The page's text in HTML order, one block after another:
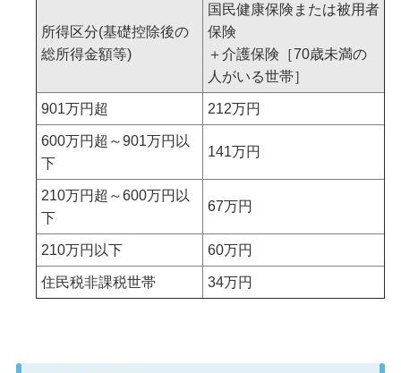
所得区分(基礎控除後の
総所得金額等)
国民健康保険または被用者
保険
＋介護保険［70歳未満の
人がいる世帯］
901万円超 212万円
600万円超～901万円以
下
141万円
210万円超～600万円以
下
67万円
210万円以下 60万円
住民税非課税世帯 34万円